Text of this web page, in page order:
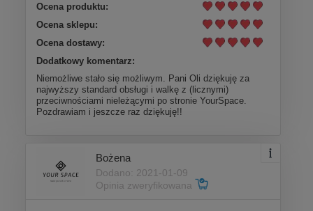
Ocena produktu:
Ocena sklepu:
Ocena dostawy:
Dodatkowy komentarz:
Niemożliwe stało się możliwym. Pani Oli dziękuję za
najwyższy standard obsługi i walkę z (licznymi)
przeciwnościami nieleżącymi po stronie YourSpace.
Pozdrawiam i jeszcze raz dziękuję!!
Bożena
Dodano: 2021-01-09
Opinia zweryfikowana